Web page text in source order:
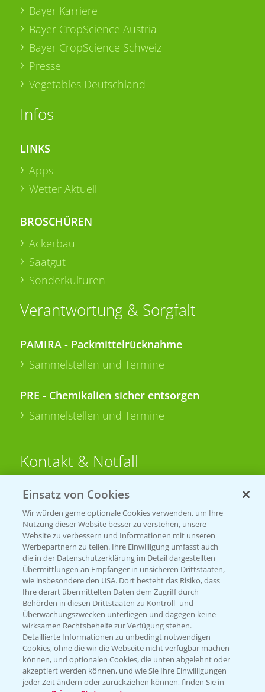
Bayer Karriere
Bayer CropScience Austria
Bayer CropScience Schweiz
Presse
Vegetables Deutschland
Infos
LINKS
Apps
Wetter Aktuell
BROSCHÜREN
Ackerbau
Saatgut
Sonderkulturen
Verantwortung & Sorgfalt
PAMIRA - Packmittelrücknahme
Sammelstellen und Termine
PRE - Chemikalien sicher entsorgen
Sammelstellen und Termine
Kontakt & Notfall
Beratung auf WhatsApp
T.+49 (0)174 346 564 1
KONTAKT
Hilfe in Notfällen
T.+49 (0)214/30-20220
Einsatz von Cookies
Wir würden gerne optionale Cookies verwenden, um Ihre
Nutzung dieser Website besser zu verstehen, unsere
Website zu verbessern und Informationen mit unseren
Werbepartnern zu teilen. Ihre Einwilligung umfasst auch
die in der Datenschutzerklärung im Detail dargestellten
Übermittlungen an Empfänger in unsicheren Drittstaaten,
wie insbesondere den USA. Dort besteht das Risiko, dass
Ihre derart übermittelten Daten dem Zugriff durch
Behörden in diesen Drittstaaten zu Kontroll- und
Überwachungszwecken unterliegen und dagegen keine
wirksamen Rechtsbehelfe zur Verfügung stehen.
Detaillierte Informationen zu unbedingt notwendigen
Cookies, ohne die wir die Webseite nicht verfügbar machen
können, und optionalen Cookies, die unten abgelehnt oder
akzeptiert werden können, und wie Sie Ihre Einwilligungen
jeder Zeit ändern oder zurückziehen können, finden Sie in